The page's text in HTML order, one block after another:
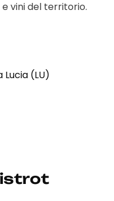
vini del territorio.
(LU)